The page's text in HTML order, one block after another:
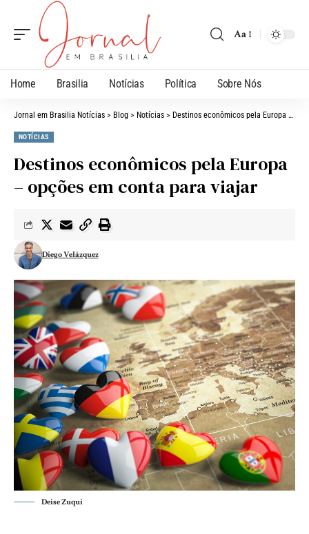
Aa
Home Brasilia Notícias Política Sobre Nós
Jornal em Brasilia Notícias > Blog > Notícias > Destinos econômicos pela Europa – opções em conta para viajar
NOTÍCIAS
Destinos econômicos pela Europa
– opções em conta para viajar
Diego Velázquez
Deise Zuqui